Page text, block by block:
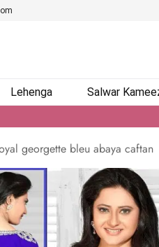
Lehenga Salwar
georgette bleu abaya caftan